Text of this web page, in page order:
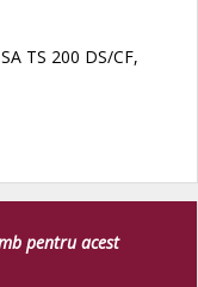
TS 200 DS/CF,
pentru acest